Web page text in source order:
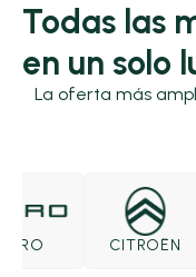
Todas las
en un solo
La oferta más
CITROËN